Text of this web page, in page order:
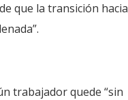
que la transición hacia
trabajador quede “sin